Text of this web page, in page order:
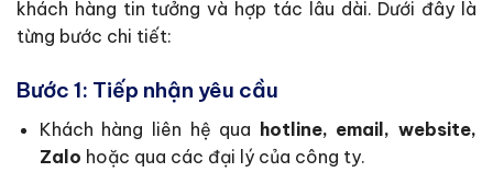
khách hàng tin tưởng và hợp tác lâu dài. Dưới đây là
từng bước chi tiết:
Bước 1: Tiếp nhận yêu cầu
Khách hàng liên hệ qua hotline, email, website,
Zalo hoặc qua các đại lý của công ty.